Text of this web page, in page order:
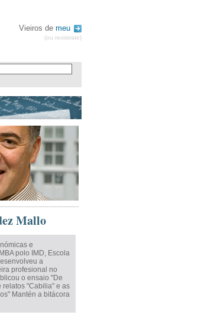
Vieiros de meu
(ou rexistrate)
Mallo
e
polo IMD, Escola
a
profesional no
o ensaio "De
relatos "Cabilia" e as
Mantén a bitácora